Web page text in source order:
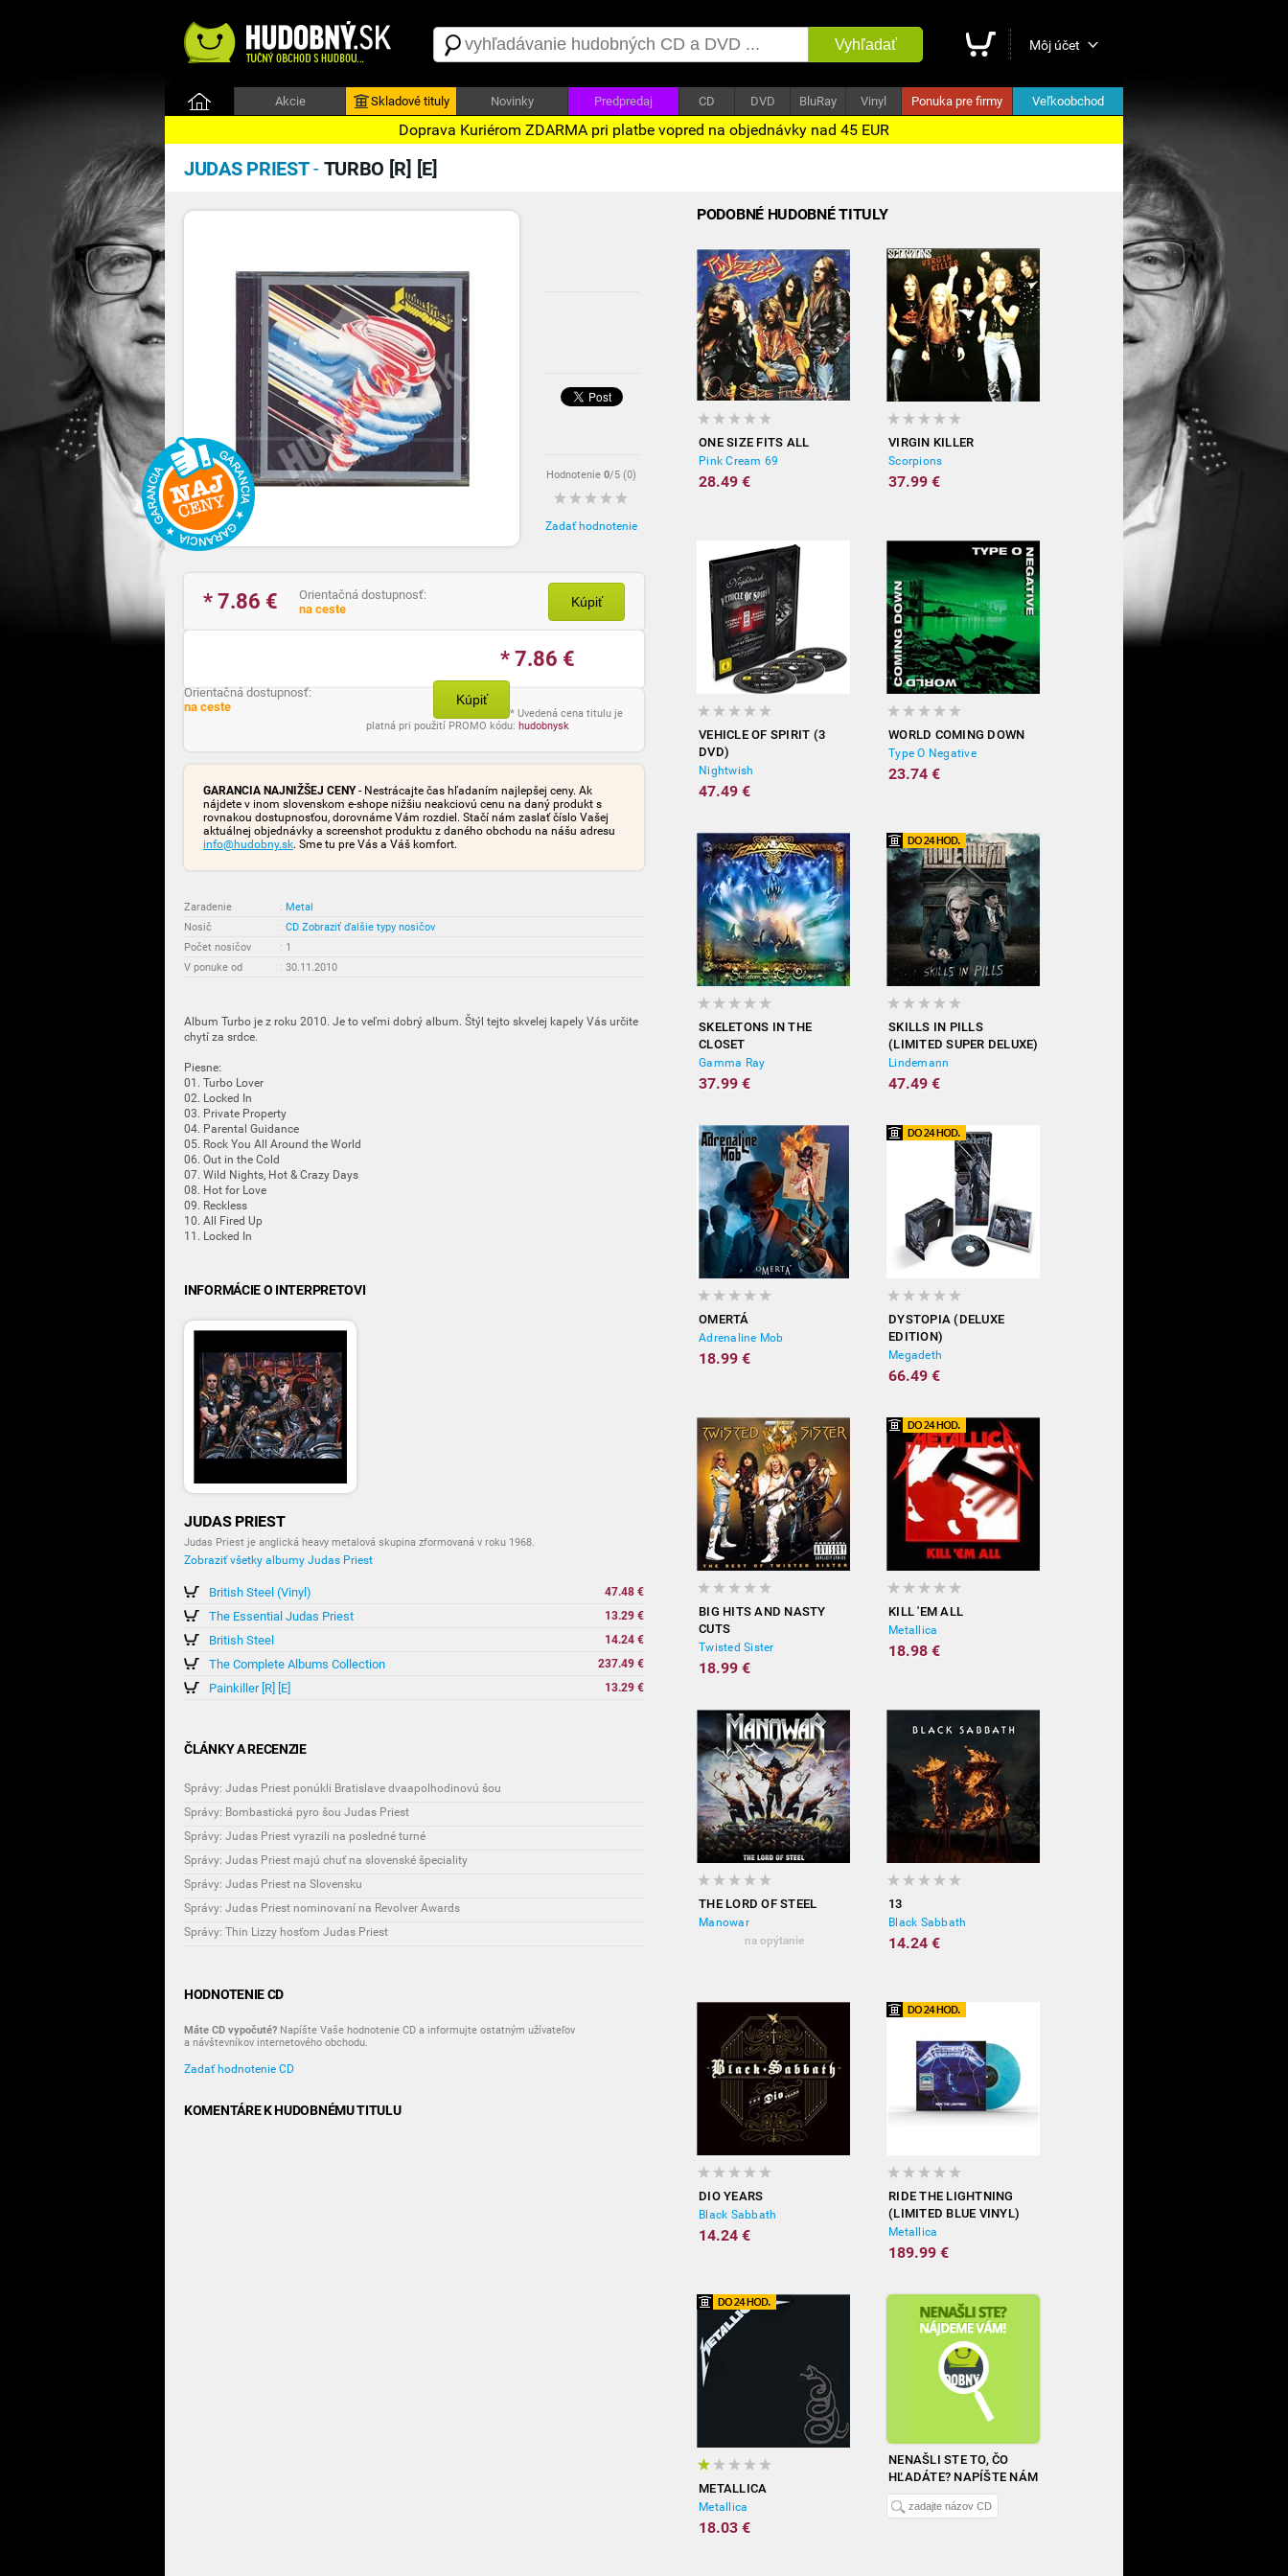
Vyhľadať Môj účet
Akcie Skladové tituly Novinky Predpredaj CD DVD BluRay Vinyl Ponuka pre firmy Veľkoobchod
Doprava Kuriérom ZDARMA pri platbe vopred na objednávky nad 45 EUR
JUDAS PRIEST- TURBO [R] [E]
Hodnotenie 0/5 (0)
Zadať hodnotenie
* 7.86 €
Orientačná dostupnosť:
na ceste
Kúpiť
* 7.86 €
Orientačná dostupnosť:
na ceste
Kúpiť
* Uvedená cena titulu je
platná pri použití PROMO kódu: hudobnysk
GARANCIA NAJNIŽŠEJ CENY- Nestrácajte čas hľadaním najlepšej ceny. Ak
nájdete v inom slovenskom e-shope nižšiu neakciovú cenu na daný produkt s
rovnakou dostupnosťou, dorovnáme Vám rozdiel. Stačí nám zaslať číslo Vašej
aktuálnej objednávky a screenshot produktu z daného obchodu na nášu adresu
info@hudobny.sk. Sme tu pre Vás a Váš komfort.
Zaradenie : Metal
Nosič
: CD Zobraziť ďalšie typy nosičov
Počet nosičov
: 1
V ponuke od
: 30.11.2010
Album Turbo je z roku 2010. Je to veľmi dobrý album. Štýl tejto skvelej kapely Vás určite
chytí za srdce.
Piesne:
01. Turbo Lover
02. Locked In
03. Private Property
04. Parental Guidance
05. Rock You All Around the World
06. Out in the Cold
07. Wild Nights, Hot & Crazy Days
08. Hot for Love
09. Reckless
10. All Fired Up
11. Locked In
INFORMÁCIE O INTERPRETOVI
JUDAS PRIEST
Judas Priest je anglická heavy metalová skupina zformovaná v roku 1968.
Zobraziť všetky albumy Judas Priest
British Steel (Vinyl) 47.48 €
The Essential Judas Priest 13.29 €
British Steel 14.24 €
The Complete Albums Collection 237.49 €
Painkiller [R] [E] 13.29 €
ČLÁNKY A RECENZIE
Správy: Judas Priest ponúkli Bratislave dvaapolhodinovú šou
Správy: Bombastická pyro šou Judas Priest
Správy: Judas Priest vyrazili na posledné turné
Správy: Judas Priest majú chuť na slovenské špeciality
Správy: Judas Priest na Slovensku
Správy: Judas Priest nominovaní na Revolver Awards
Správy: Thin Lizzy hosťom Judas Priest
HODNOTENIE CD
Máte CD vypočuté? Napíšte Vaše hodnotenie CD a informujte ostatným užívateľov
a návštevníkov internetového obchodu.
Zadať hodnotenie CD
KOMENTÁRE K HUDOBNÉMU TITULU
PODOBNÉ HUDOBNÉ TITULY
ONE SIZE FITS ALL
Pink Cream 69
28.49 €
VIRGIN KILLER
Scorpions
37.99 €
VEHICLE OF SPIRIT (3
DVD)
Nightwish
47.49 €
WORLD COMING DOWN
Type O Negative
23.74 €
SKELETONS IN THE
CLOSET
Gamma Ray
37.99 €
SKILLS IN PILLS
(LIMITED SUPER DELUXE)
Lindemann
47.49 €
OMERTÁ
Adrenaline Mob
18.99 €
DYSTOPIA (DELUXE
EDITION)
Megadeth
66.49 €
BIG HITS AND NASTY
CUTS
Twisted Sister
18.99 €
KILL 'EM ALL
Metallica
18.98 €
THE LORD OF STEEL
Manowar
na opýtanie
13
Black Sabbath
14.24 €
DIO YEARS
Black Sabbath
14.24 €
RIDE THE LIGHTNING
(LIMITED BLUE VINYL)
Metallica
189.99 €
METALLICA
Metallica
18.03 €
NENAŠLI STE TO, ČO
HĽADÁTE? NAPÍŠTE NÁM